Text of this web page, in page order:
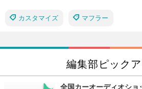
カスタマイズ マフラー
編集部ピック
全国カーオーディオショ